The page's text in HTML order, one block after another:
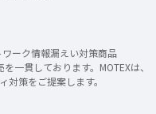
ーク情報漏えい対策商品
一貫しております。MOTEXは、
策をご提案します。